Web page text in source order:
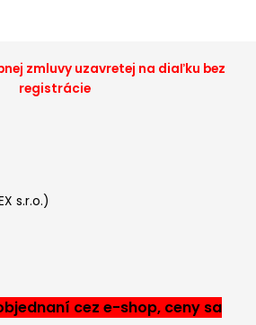
zmluvy uzavretej na diaľku bez
registrácie
s.r.o.)
cez e-shop, ceny sa